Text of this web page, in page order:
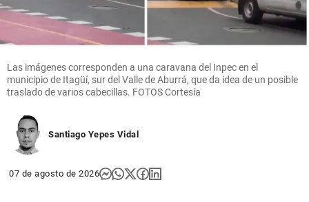
Las imágenes corresponden a una caravana del Inpec en el
municipio de Itagüí, sur del Valle de Aburrá, que da idea de un posible
traslado de varios cabecillas. FOTOS Cortesía
Santiago Yepes Vidal
07 de agosto de 2026